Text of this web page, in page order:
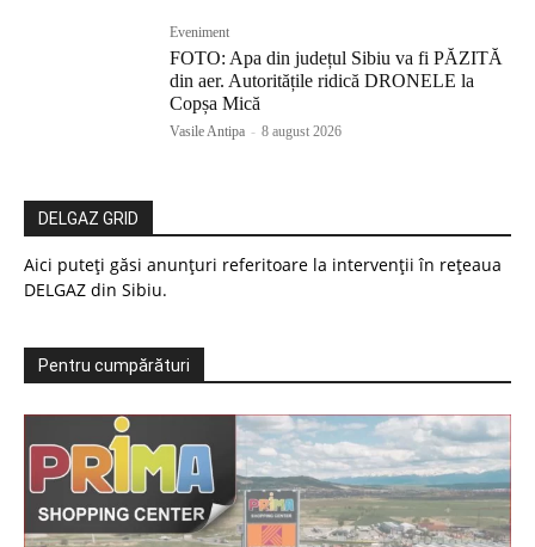
Eveniment
FOTO: Apa din județul Sibiu va fi PĂZITĂ
din aer. Autoritățile ridică DRONELE la
Copșa Mică
Vasile Antipa - 8 august 2026
DELGAZ GRID
Aici puteți găsi anunțuri referitoare la intervenții în rețeaua
DELGAZ din Sibiu.
Pentru cumpărături